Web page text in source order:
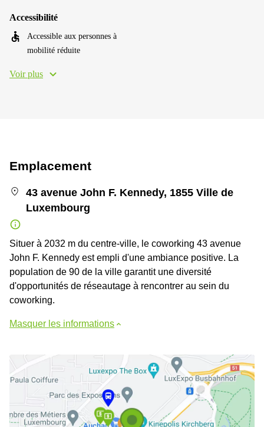
Accessibilité
Accessible aux personnes à
mobilité réduite
Voir plus
Emplacement
43 avenue John F. Kennedy, 1855 Ville de
Luxembourg
Situer à 2032 m du centre-ville, le coworking 43 avenue
John F. Kennedy est empli d'une ambiance positive. La
population de 90 de la ville garantit une diversité
d'opportunités de réseautage à rencontrer au sein du
coworking.
Masquer les informations